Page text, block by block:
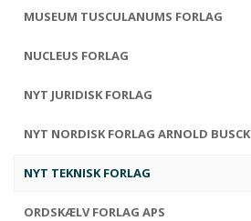
MUSEUM TUSCULANUMS FORLAG
NUCLEUS FORLAG
NYT JURIDISK FORLAG
NYT NORDISK FORLAG ARNOLD BUSCK
NYT TEKNISK FORLAG
ORDSKÆLV FORLAG APS